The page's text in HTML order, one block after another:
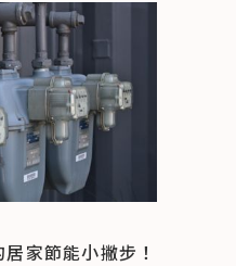
家節能小撇步！